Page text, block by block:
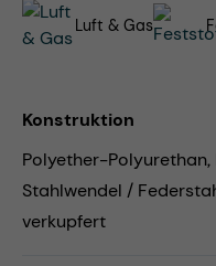
Luft & Gas
Konstruktion
Polyether-
Stahlwendel /
verkupfert